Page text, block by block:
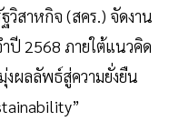
วิสาหกิจ (สคร.) จัดงาน
ปี 2568 ภายใต้แนวคิด
งผลลัพธ์สู่ความยั่งยืน